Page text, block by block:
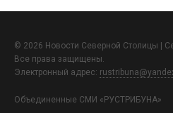
© 2026 Новости Северной Столицы |
Все права защищены.
Электронный адрес:
Объединенные СМИ «РУСТРИБУНА»